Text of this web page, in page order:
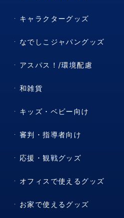
キャラクターグッズ
なでしこジャパングッズ
アスパス！/環境配慮
和雑貨
キッズ・ベビー向け
審判・指導者向け
応援・観戦グッズ
オフィスで使えるグッズ
お家で使えるグッズ